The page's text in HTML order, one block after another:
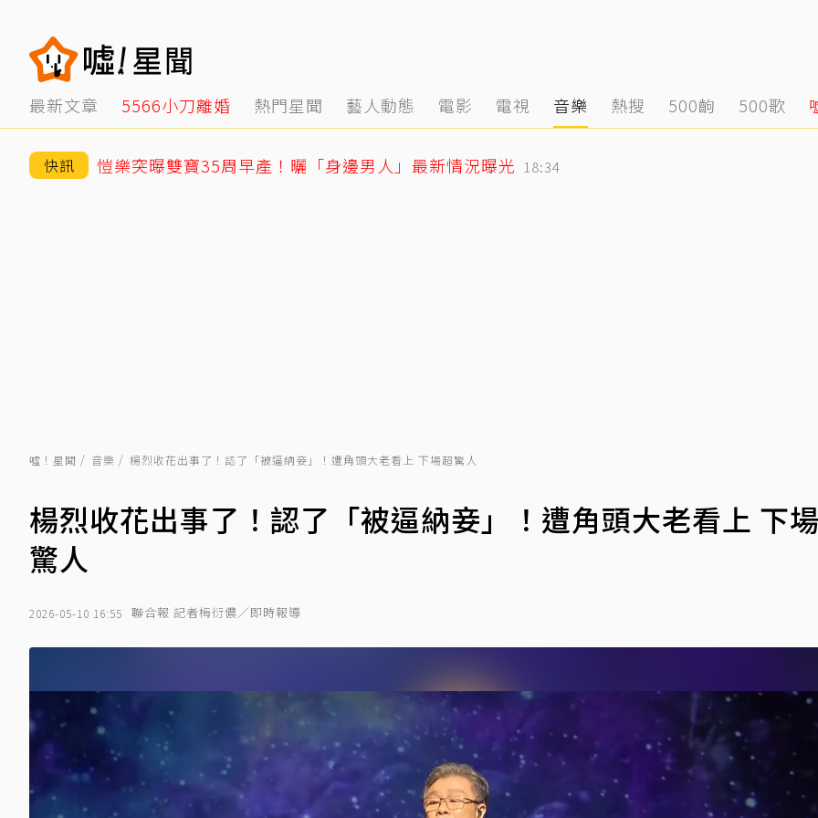
最新文章 5566小刀離婚 熱門星聞 藝人動態 電影 電視 音樂 熱搜 500齣 500歌
快訊 愷樂突曝雙寶35周早產！曬「身邊男人」最新情況曝光 18:34
噓！星聞 音樂 楊烈收花出事了！認了「被逼納妾」！遭角頭大老看上 下場超驚人
楊烈收花出事了！認了「被逼納妾」！遭角頭大老看上 下
驚人
2026-05-10 16:55 聯合報 記者梅衍儂／即時報導